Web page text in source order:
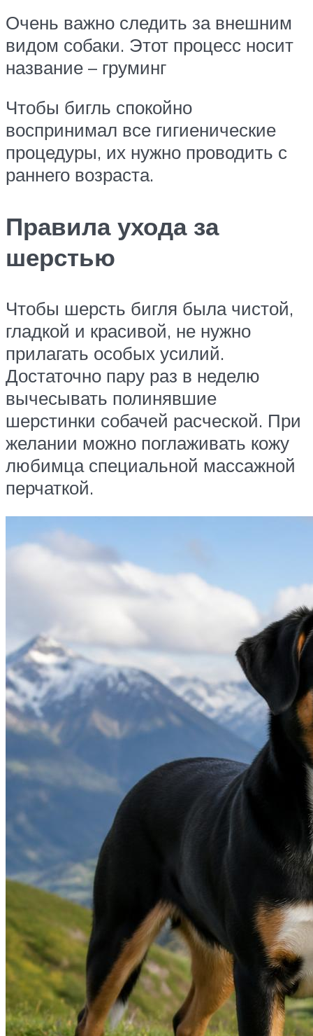
Очень важно следить за внешним
видом собаки. Этот процесс носит
название – груминг
Чтобы бигль спокойно
воспринимал все гигиенические
процедуры, их нужно проводить с
раннего возраста.
Правила ухода за
шерстью
Чтобы шерсть бигля была чистой,
гладкой и красивой, не нужно
прилагать особых усилий.
Достаточно пару раз в неделю
вычесывать полинявшие
шерстинки собачей расческой. При
желании можно поглаживать кожу
любимца специальной массажной
перчаткой.